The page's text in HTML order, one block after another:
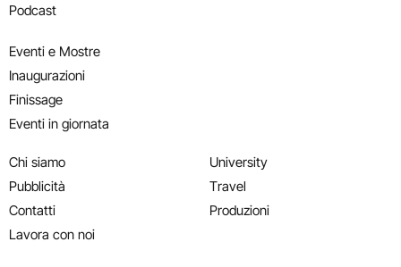
Podcast
Eventi e Mostre
Inaugurazioni
Finissage
Eventi in giornata
Chi siamo
Pubblicità
Contatti
Lavora con noi
University
Travel
Produzioni